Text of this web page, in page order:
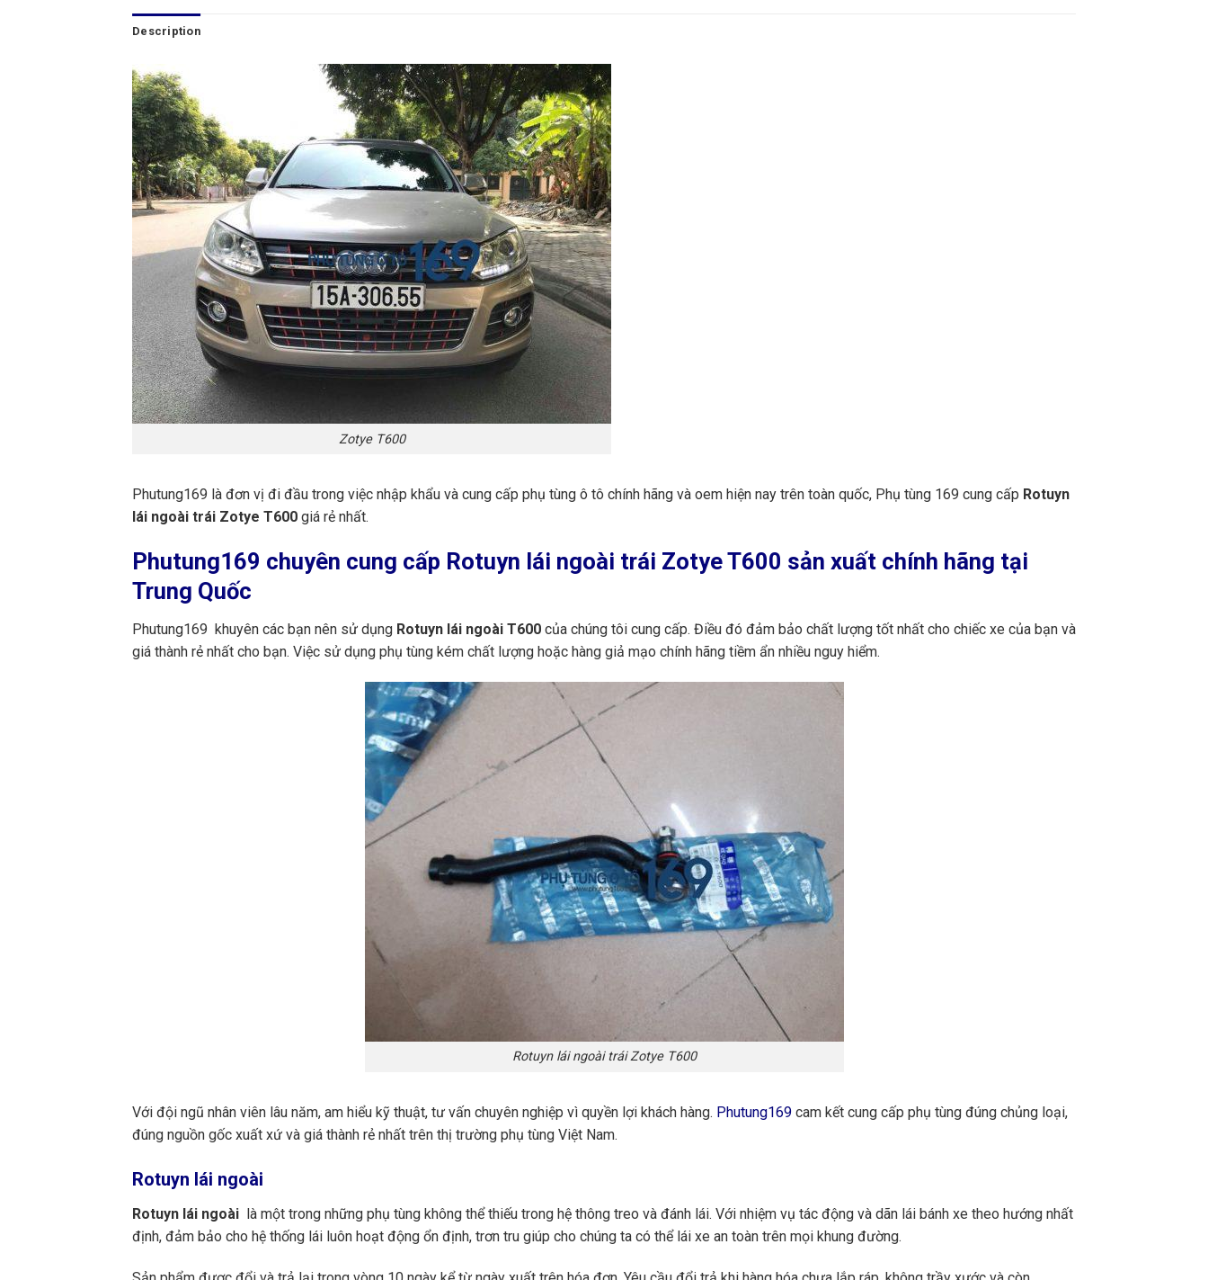
Description
Zotye T600
Phutung169 là đơn vị đi đầu trong việc nhập khẩu và cung cấp phụ tùng ô tô chính hãng và oem hiện nay trên toàn quốc, Phụ tùng 169 cung cấp Rotuyn
lái ngoài trái Zotye T600 giá rẻ nhất.
Phutung169 chuyên cung cấp Rotuyn lái ngoài trái Zotye T600 sản xuất chính hãng tại
Trung Quốc
Phutung169 khuyên các bạn nên sử dụng Rotuyn lái ngoài T600 của chúng tôi cung cấp. Điều đó đảm bảo chất lượng tốt nhất cho chiếc xe của bạn và
giá thành rẻ nhất cho bạn. Việc sử dụng phụ tùng kém chất lượng hoặc hàng giả mạo chính hãng tiềm ẩn nhiều nguy hiểm.
Rotuyn lái ngoài trái Zotye T600
Với đội ngũ nhân viên lâu năm, am hiểu kỹ thuật, tư vấn chuyên nghiệp vì quyền lợi khách hàng. Phutung169 cam kết cung cấp phụ tùng đúng chủng loại,
đúng nguồn gốc xuất xứ và giá thành rẻ nhất trên thị trường phụ tùng Việt Nam.
Rotuyn lái ngoài
Rotuyn lái ngoài là một trong những phụ tùng không thể thiếu trong hệ thông treo và đánh lái. Với nhiệm vụ tác động và dãn lái bánh xe theo hướng nhất
định, đảm bảo cho hệ thống lái luôn hoạt động ổn định, trơn tru giúp cho chúng ta có thể lái xe an toàn trên mọi khung đường.